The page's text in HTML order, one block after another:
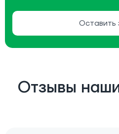
Оставить
Отзывы